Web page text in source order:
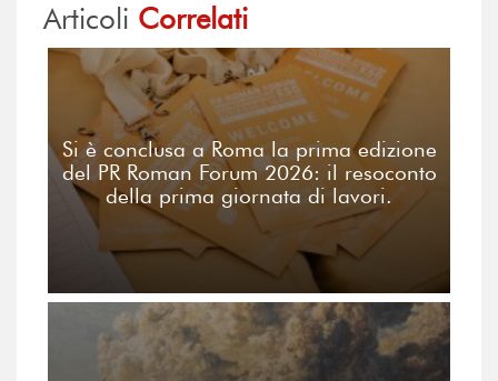
Articoli Correlati
Si è conclusa a Roma la prima edizione
del PR Roman Forum 2026: il resoconto
della prima giornata di lavori.